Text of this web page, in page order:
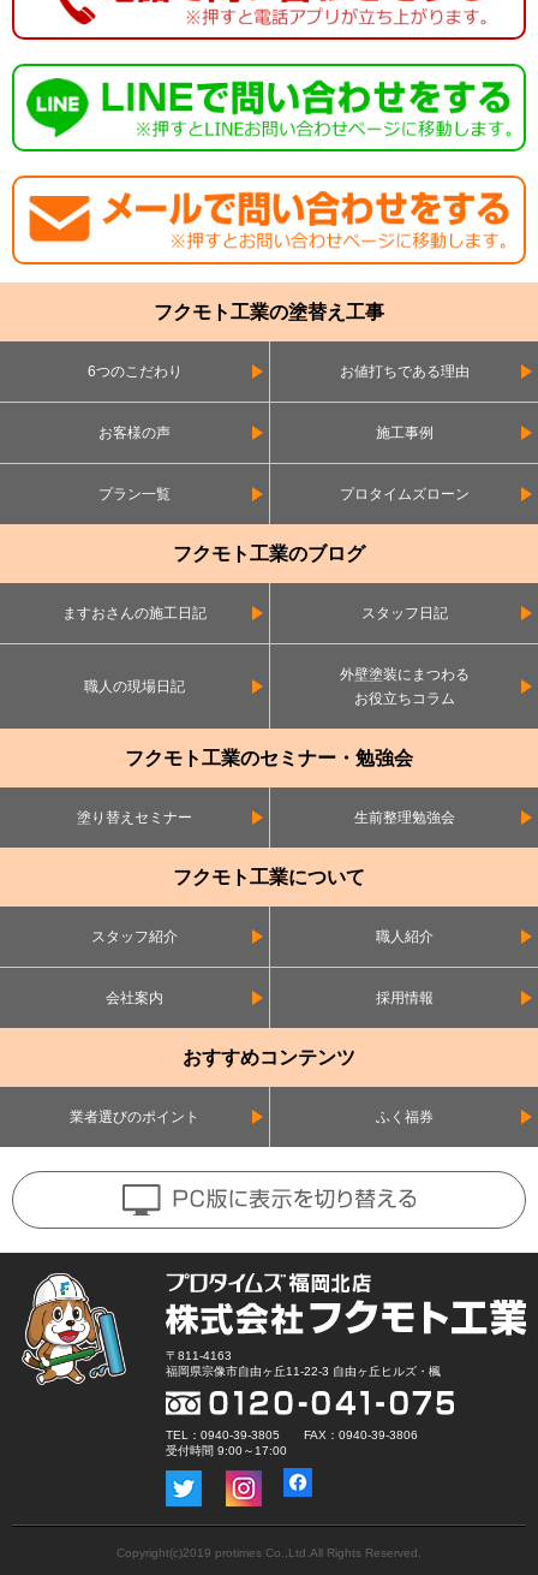
フクモト工業の塗替え工事
6つのこだわり お値打ちである理由
お客様の声 施工事例
プラン一覧 プロタイムズローン
フクモト工業のブログ
ますおさんの施工日記 スタッフ日記
職人の現場日記
外壁塗装にまつわる
お役立ちコラム
フクモト工業のセミナー・勉強会
塗り替えセミナー 生前整理勉強会
フクモト工業について
スタッフ紹介 職人紹介
会社案内 採用情報
おすすめコンテンツ
業者選びのポイント ふく福券
〒811-4163
福岡県宗像市自由ヶ丘11-22-3 自由ヶ丘ヒルズ・楓
TEL：0940-39-3805 FAX：0940-39-3806
受付時間 9:00～17:00
Copyright(c)2019 protimes Co.,Ltd.All Rights Reserved.